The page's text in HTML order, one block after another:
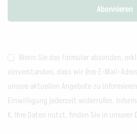
Wenn Sie das Formular absenden,
einverstanden, dass wir Ihre E-Mail-
unsere aktuellen Angebote zu
Einwilligung jederzeit widerrufen.
K. Ihre Daten nutzt, finden Sie in unserer